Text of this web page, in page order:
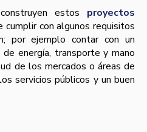
estos proyectos
cumplir con algunos requisitos
por ejemplo contar con un
energí­a, transporte y mano
de los mercados o áreas de
servicios públicos y un buen